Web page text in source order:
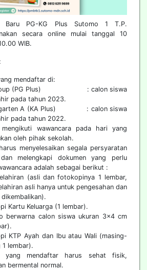
Baru PG-KG Plus Sutomo 1 T.P.
secara online mulai tanggal 10
WIB.
mendaftar di:
(PG Plus) : calon siswa
pada tahun 2023.
A (KA Plus) : calon siswa
pada tahun 2022.
wawancara pada hari yang
oleh pihak sekolah.
menyelesaikan segala persyaratan
melengkapi dokumen yang perlu
adalah sebagai berikut :
(asli dan fotokopinya 1 lembar,
asli hanya untuk pengesahan dan
Kartu Keluarga (1 lembar).
berwarna calon siswa ukuran 3x4 cm
KTP Ayah dan Ibu atau Wali (masing-
1 lembar).
yang mendaftar harus sehat fisik,
bermental normal.